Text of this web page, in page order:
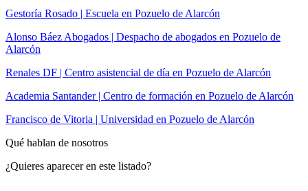
Gestoría Rosado | Escuela en Pozuelo de Alarcón
Alonso Báez Abogados | Despacho de abogados en Pozuelo de
Alarcón
Renales DF | Centro asistencial de día en Pozuelo de Alarcón
Academia Santander | Centro de formación en Pozuelo de Alarcón
Francisco de Vitoria | Universidad en Pozuelo de Alarcón
Qué hablan de nosotros
¿Quieres aparecer en este listado?